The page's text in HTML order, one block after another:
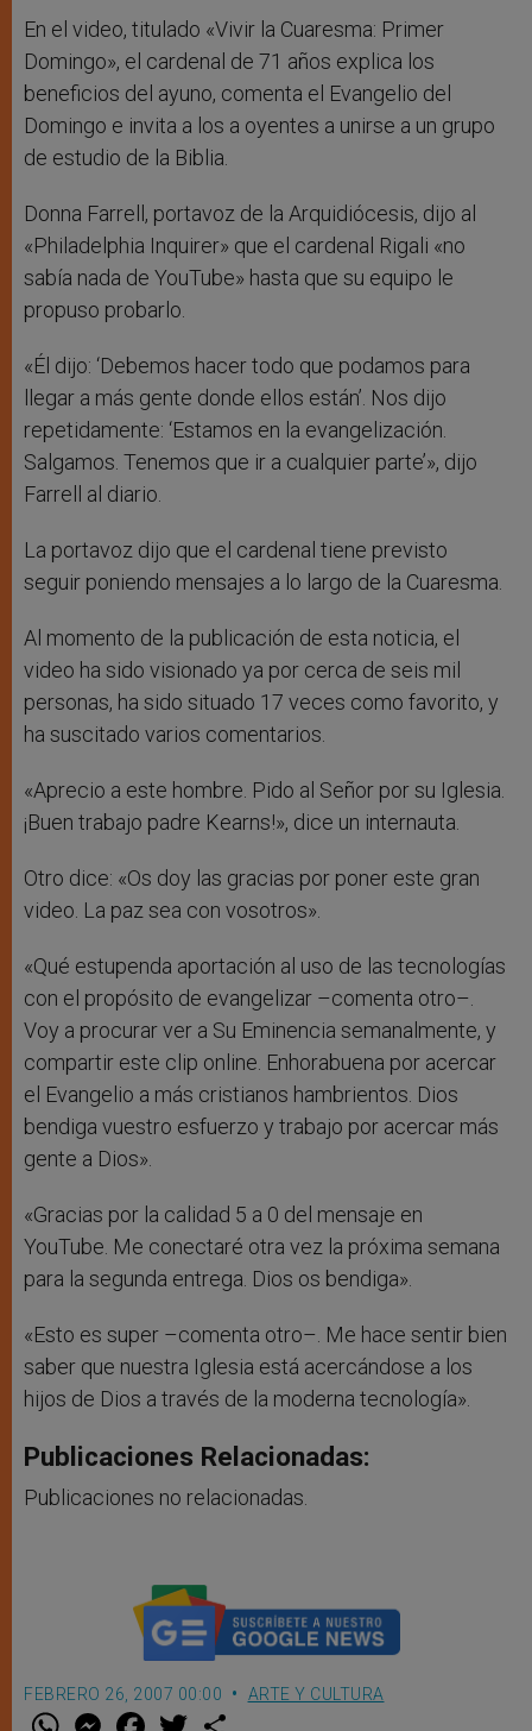
En el video, titulado «Vivir la Cuaresma: Primer
Domingo», el cardenal de 71 años explica los
beneficios del ayuno, comenta el Evangelio del
Domingo e invita a los a oyentes a unirse a un grupo
de estudio de la Biblia.
Donna Farrell, portavoz de la Arquidiócesis, dijo al
«Philadelphia Inquirer» que el cardenal Rigali «no
sabía nada de YouTube» hasta que su equipo le
propuso probarlo.
«Él dijo: ‘Debemos hacer todo que podamos para
llegar a más gente donde ellos están’. Nos dijo
repetidamente: ‘Estamos en la evangelización.
Salgamos. Tenemos que ir a cualquier parte’», dijo
Farrell al diario.
La portavoz dijo que el cardenal tiene previsto
seguir poniendo mensajes a lo largo de la Cuaresma.
Al momento de la publicación de esta noticia, el
video ha sido visionado ya por cerca de seis mil
personas, ha sido situado 17 veces como favorito, y
ha suscitado varios comentarios.
«Aprecio a este hombre. Pido al Señor por su Iglesia.
¡Buen trabajo padre Kearns!», dice un internauta.
Otro dice: «Os doy las gracias por poner este gran
video. La paz sea con vosotros».
«Qué estupenda aportación al uso de las tecnologías
con el propósito de evangelizar –comenta otro–.
Voy a procurar ver a Su Eminencia semanalmente, y
compartir este clip online. Enhorabuena por acercar
el Evangelio a más cristianos hambrientos. Dios
bendiga vuestro esfuerzo y trabajo por acercar más
gente a Dios».
«Gracias por la calidad 5 a 0 del mensaje en
YouTube. Me conectaré otra vez la próxima semana
para la segunda entrega. Dios os bendiga».
«Esto es super –comenta otro–. Me hace sentir bien
saber que nuestra Iglesia está acercándose a los
hijos de Dios a través de la moderna tecnología».
Publicaciones Relacionadas:
Publicaciones no relacionadas.
FEBRERO 26, 2007 00:00 ARTE Y CULTURA
W M F